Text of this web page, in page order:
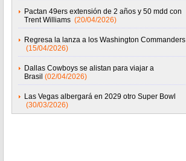
Pactan 49ers extensión de 2 años y 50 mdd con
Trent Williams (20/04/2026)
Regresa la lanza a los Washington Commanders
(15/04/2026)
Dallas Cowboys se alistan para viajar a
Brasil (02/04/2026)
Las Vegas albergará en 2029 otro Super Bowl
(30/03/2026)